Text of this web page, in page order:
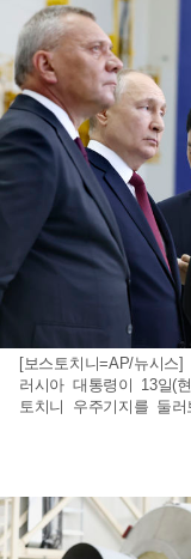
[보스토치니=AP/뉴시
러시아 대통령이 13일(
토치니 우주기지를 둘